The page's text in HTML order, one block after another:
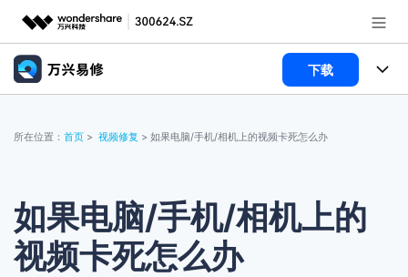
推荐产品
实用工具
关于万兴
下载
照片修复
文档修复
修复百科
视频修复
服务与支持
所在位置： 首页 > 视频修复 > 如果电脑/手机/相机上的视频卡死怎么办
如果电脑/手机/相机上的
视频卡死怎么办